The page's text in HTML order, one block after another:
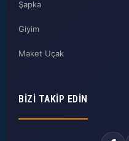
Şapka
Giyim
Maket Uçak
BIZI TAKIP EDIN